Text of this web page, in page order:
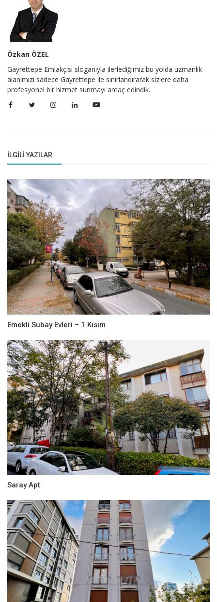
Özkan ÖZEL
Gayrettepe Emlakçısı sloganıyla ilerlediğimiz bu yolda uzmanlık
alanımızı sadece Gayrettepe ile sınırlandırarak sizlere daha
profesyonel bir hizmet sunmayı amaç edindik.
İLGILI YAZILAR
Emekli Subay Evleri – 1.Kısım
Saray Apt